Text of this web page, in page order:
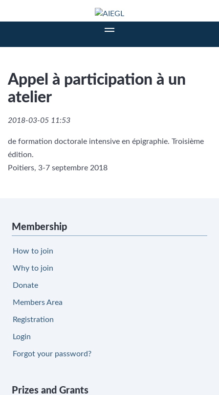
Appel à participation à un
atelier
2018-03-05 11:53
de formation doctorale intensive en épigraphie. Troisième
édition.
Poitiers, 3-7 septembre 2018
Membership
How to join
Why to join
Donate
Members Area
Registration
Login
Forgot your password?
Prizes and Grants